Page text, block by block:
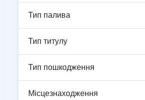
Тип палива
Тип титулу
Тип пошкодження
Місцезнаходження